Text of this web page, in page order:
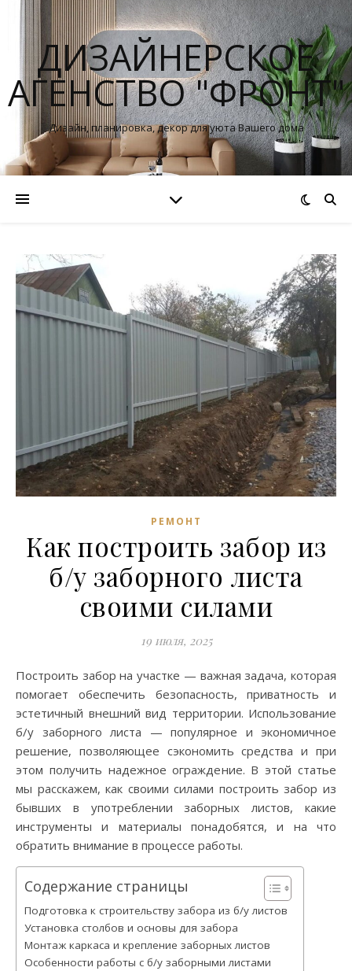
ДИЗАЙНЕРСКОЕ
АГЕНСТВО "ФРОНТ"
Дизайн, планировка, декор для уюта Вашего дома
РЕМОНТ
Как построить забор из
б/у заборного листа
своими силами
19 июля, 2025
Построить забор на участке — важная задача, которая
помогает обеспечить безопасность, приватность и
эстетичный внешний вид территории. Использование
б/у заборного листа — популярное и экономичное
решение, позволяющее сэкономить средства и при
этом получить надежное ограждение. В этой статье
мы расскажем, как своими силами построить забор из
бывших в употреблении заборных листов, какие
инструменты и материалы понадобятся, и на что
обратить внимание в процессе работы.
Содержание страницы
Подготовка к строительству забора из б/у листов
Установка столбов и основы для забора
Монтаж каркаса и крепление заборных листов
Особенности работы с б/у заборными листами